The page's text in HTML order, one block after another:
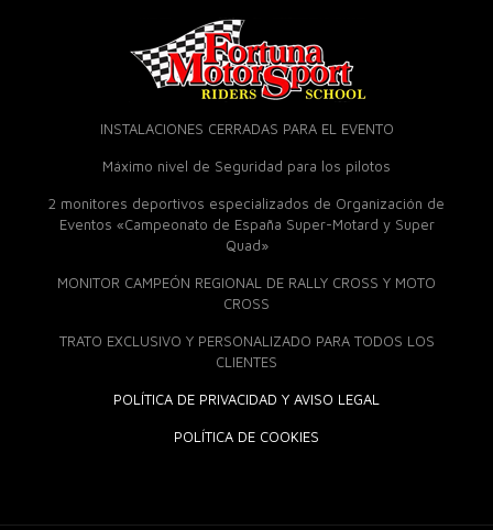
INSTALACIONES CERRADAS PARA EL EVENTO
Máximo nivel de Seguridad para los pilotos
2 monitores deportivos especializados de Organización de
Eventos «Campeonato de España Super-Motard y Super
Quad»
MONITOR CAMPEÓN REGIONAL DE RALLY CROSS Y MOTO
CROSS
TRATO EXCLUSIVO Y PERSONALIZADO PARA TODOS LOS
CLIENTES
POLÍTICA DE PRIVACIDAD Y AVISO LEGAL
POLÍTICA DE COOKIES